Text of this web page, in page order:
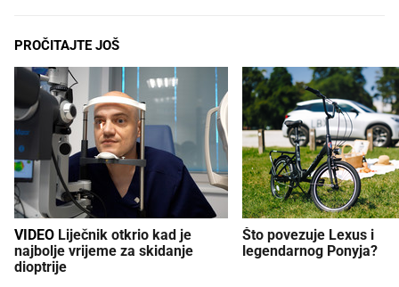
PROČITAJTE JOŠ
VIDEO
najbolje vrijeme za skidanje
dioptrije
Što povezuje Lexus i
legendarnog Ponyja?